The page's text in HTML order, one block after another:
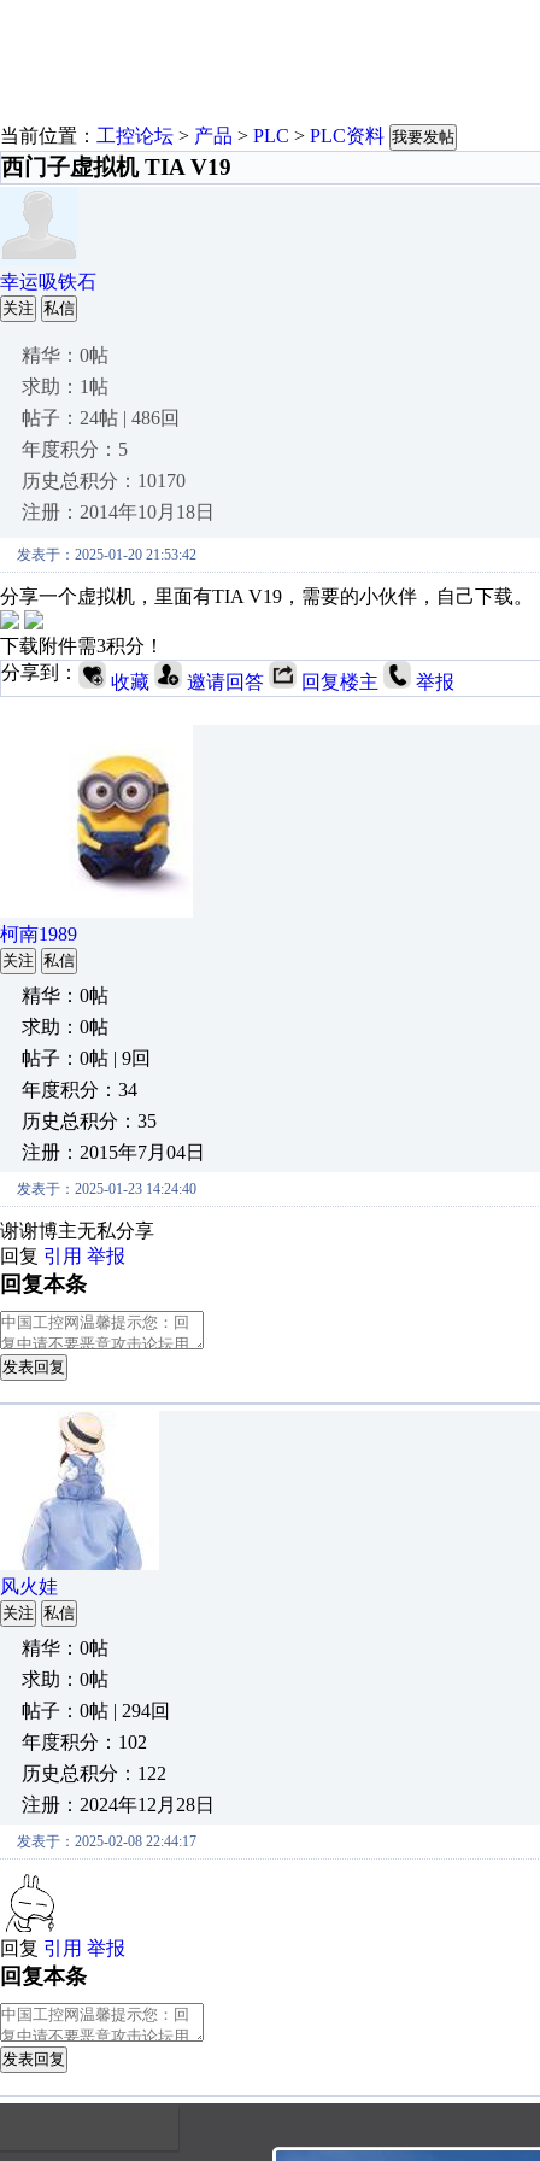
当前位置： 工控论坛 > 产品 > PLC > PLC资料 我要发帖
西门子虚拟机 TIA V19
幸运吸铁石
关注 私信
精华：0帖
求助：1帖
帖子：24帖 | 486回
年度积分：5
历史总积分：10170
注册：2014年10月18日
发表于：2025-01-20 21:53:42
分享一个虚拟机，里面有TIA V19，需要的小伙伴，自己下载。
下载附件需3积分！
分享到：
收藏 邀请回答 回复楼主 举报
柯南1989
关注 私信
精华：0帖
求助：0帖
帖子：0帖 | 9回
年度积分：34
历史总积分：35
注册：2015年7月04日
发表于：2025-01-23 14:24:40
谢谢博主无私分享
回复 引用 举报
回复本条
发表回复
风火娃
关注 私信
精华：0帖
求助：0帖
帖子：0帖 | 294回
年度积分：102
历史总积分：122
注册：2024年12月28日
发表于：2025-02-08 22:44:17
回复 引用 举报
回复本条
发表回复